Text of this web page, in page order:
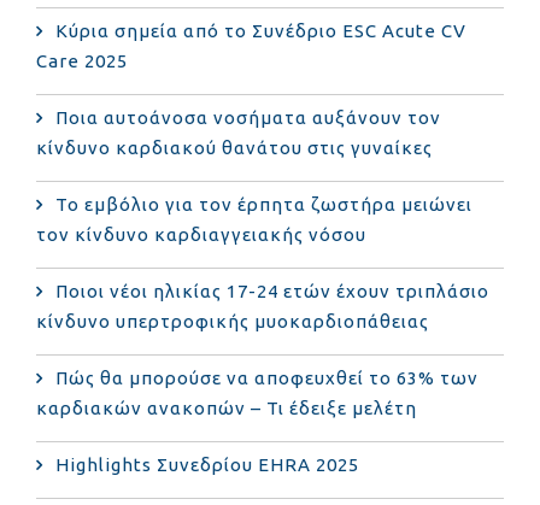
Κύρια σημεία από το Συνέδριο ESC Acute CV
Care 2025
Ποια αυτοάνοσα νοσήματα αυξάνουν τον
κίνδυνο καρδιακού θανάτου στις γυναίκες
Το εμβόλιο για τον έρπητα ζωστήρα μειώνει
τον κίνδυνο καρδιαγγειακής νόσου
Ποιοι νέοι ηλικίας 17-24 ετών έχουν τριπλάσιο
κίνδυνο υπερτροφικής μυοκαρδιοπάθειας
Πώς θα μπορούσε να αποφευχθεί το 63% των
καρδιακών ανακοπών – Τι έδειξε μελέτη
Highlights Συνεδρίου EHRA 2025